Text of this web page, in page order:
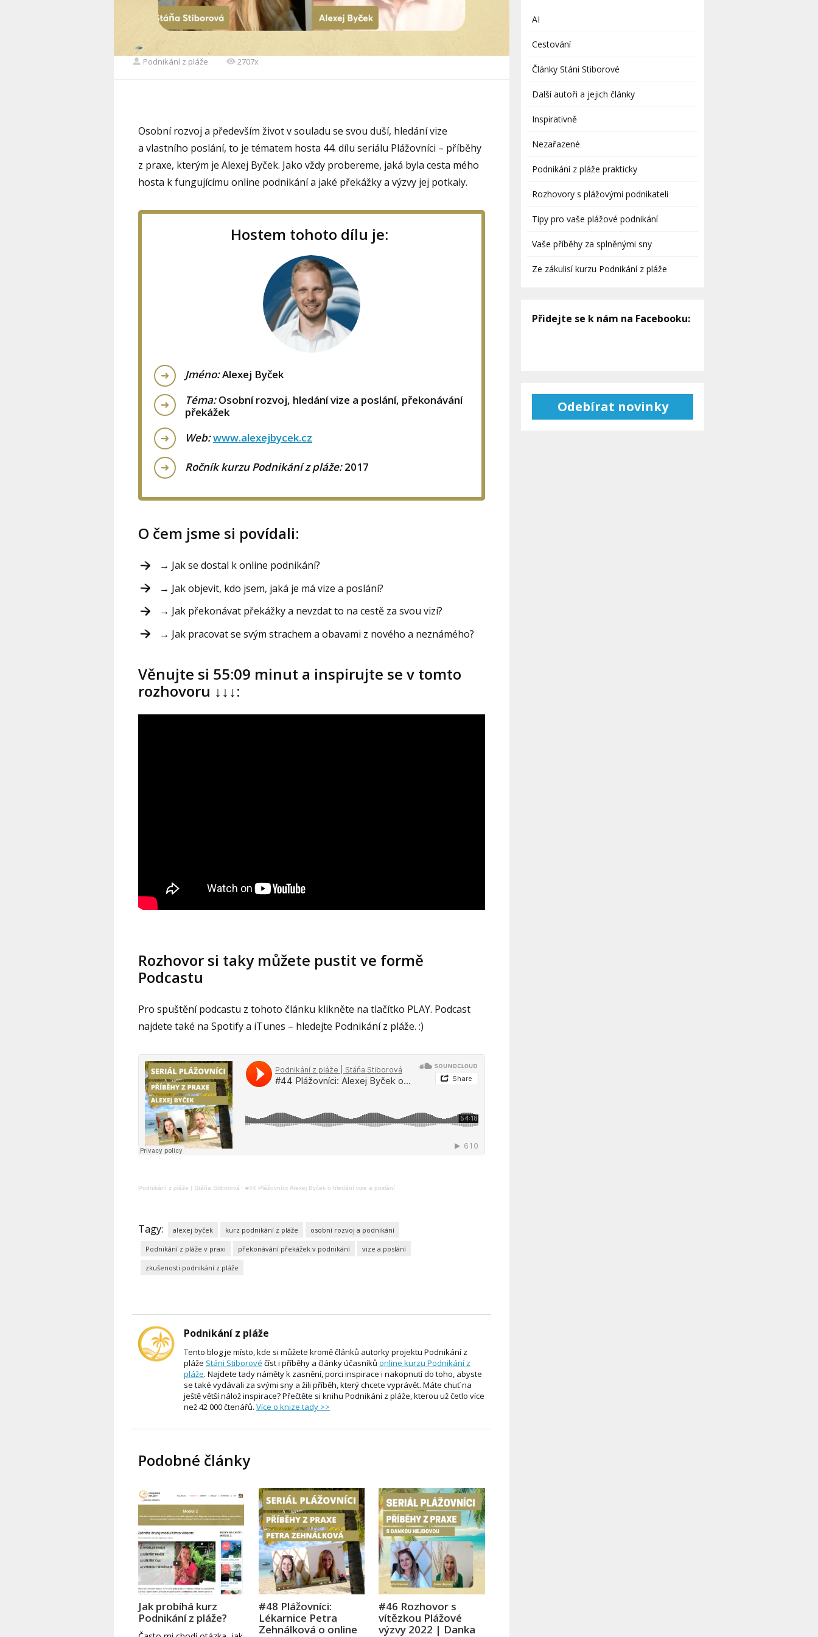
Podnikání z pláže 2707x
Osobní rozvoj a především život v souladu se svou duší, hledání vize
a vlastního poslání, to je tématem hosta 44. dílu seriálu Plážovníci – příběhy
z praxe, kterým je Alexej Byček. Jako vždy probereme, jaká byla cesta mého
hosta k fungujícímu online podnikání a jaké překážky a výzvy jej potkaly.
Hostem tohoto dílu je:
Jméno:Alexej Byček
Téma:Osobní rozvoj, hledání vize a poslání, překonávání
překážek
Web:www.alexejbycek.cz
Ročník kurzu Podnikání z pláže:2017
O čem jsme si povídali:
→ Jak se dostal k online podnikání?
→ Jak objevit, kdo jsem, jaká je má vize a poslání?
→ Jak překonávat překážky a nevzdat to na cestě za svou vizí?
→ Jak pracovat se svým strachem a obavami z nového a neznámého?
Věnujte si 55:09 minut a inspirujte se v tomto
rozhovoru ↓↓↓:
Rozhovor si taky můžete pustit ve formě
Podcastu
Pro spuštění podcastu z tohoto článku klikněte na tlačítko PLAY. Podcast
najdete také na Spotify a iTunes – hledejte Podnikání z pláže. :)
Podnikání z pláže | Stáňa Stiborová · #44 Plážovníci: Alexej Byček o hledání vize a poslání
Tagy: alexej byček kurz podnikání z pláže osobní rozvoj a podnikání
Podnikání z pláže v praxi překonávání překážek v podnikání vize a poslání
zkušenosti podnikání z pláže
Podnikání z pláže
Tento blog je místo, kde si můžete kromě článků autorky projektu Podnikání z
pláže Stáni Stiborové číst i příběhy a články účasníků online kurzu Podnikání z
pláže. Najdete tady náměty k zasnění, porci inspirace i nakopnutí do toho, abyste
se také vydávali za svými sny a žili příběh, který chcete vyprávět. Máte chuť na
ještě větší nálož inspirace? Přečtěte si knihu Podnikání z pláže, kterou už četlo více
než 42 000 čtenářů. Více o knize tady >>
Podobné články
Jak probíhá kurz
Podnikání z pláže?
#48 Plážovníci:
Lékarnice Petra
Zehnálková o online
#46 Rozhovor s
vítězkou Plážové
výzvy 2022 | Danka
AI
Cestování
Články Stáni Stiborové
Další autoři a jejich články
Inspirativně
Nezařazené
Podnikání z pláže prakticky
Rozhovory s plážovými podnikateli
Tipy pro vaše plážové podnikání
Vaše příběhy za splněnými sny
Ze zákulisí kurzu Podnikání z pláže
Přidejte se k nám na Facebooku:
Odebírat novinky